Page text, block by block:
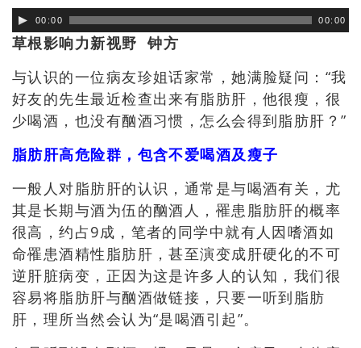
00:00 00:00
草根影响力新视野 钟方
与认识的一位病友珍姐话家常 ，她满脸疑问：“我
好友的先生最近检查出来有脂肪肝，他很瘦，很
少喝酒，也没有酗酒习惯，怎么会得到脂肪肝？”
脂肪肝高危险群 ， 包含不爱喝酒及瘦子
一般人对脂肪肝的认识 ， 通常是与喝酒有关 ， 尤
其是长期与酒为伍的酗酒人 ， 罹患脂肪肝的概率
很高 ，约占9成，笔者的同学中就有人因嗜酒如
命罹患酒精性脂肪肝，甚至演变成肝硬化的不可
逆肝脏病变，正因为这是许多人的认知，我们很
容易将脂肪肝与酗酒做链接，只要一听到脂肪
肝，理所当然会认为“是喝酒引起”。